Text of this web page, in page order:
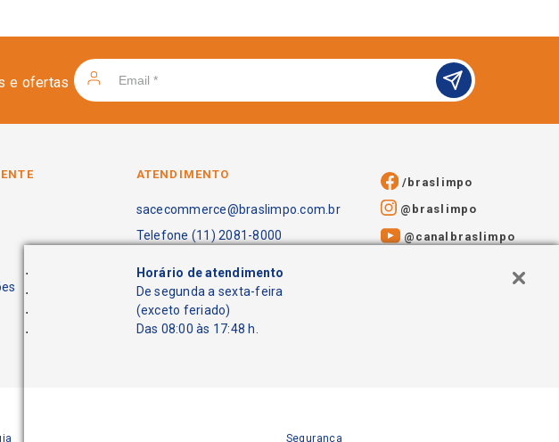
.
.
.
.
e ofertas
ATENDIMENTO
sacecommerce@braslimpo.com.br
Telefone (11) 2081-8000
Horário de atendimento
De segunda a sexta-feira
(exceto feriado)
Das 08:00 às 17:48 h.
/braslimpo
@braslimpo
@canalbraslimpo​
Segurança